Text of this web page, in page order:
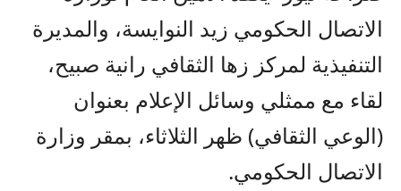
الاتصال الحكومي زيد النوايسة، والمديرة
التنفيذية لمركز زها الثقافي رانية صبيح،
لقاء مع ممثلي وسائل الإعلام بعنوان
(الوعي الثقافي) ظهر الثلاثاء، بمقر وزارة
الاتصال الحكومي.